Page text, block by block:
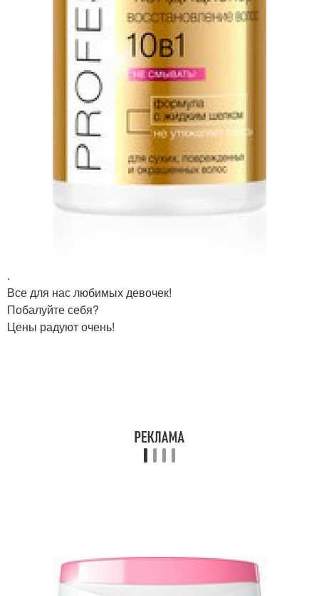
.
Все для нас любимых девочек!
Побалуйте себя?
Цены радуют очень!